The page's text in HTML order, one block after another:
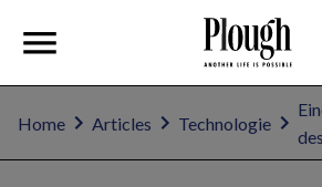
Home Articles Technologie